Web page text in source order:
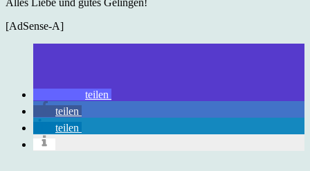
[AdSense-A]
teilen
teilen
teilen